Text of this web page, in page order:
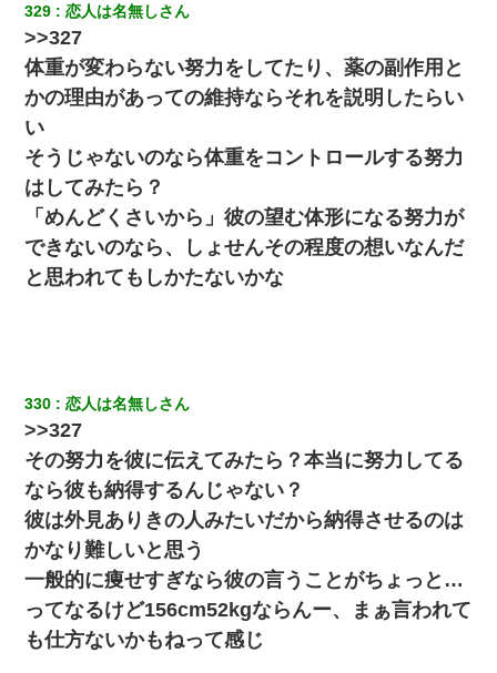
10年ほど前、息子がまだ年中だった時に離婚したんだけど、一昨
年の暮れに突然息子が職場を訪ねてきた。
【不幸な結婚式】新郎親族「ブスのくせにドレスなんか着ちゃっ
てさ～ほんと恥ずかしいわよね～（大声」新郎両親「！！！（土
下座」→ 結果・・・
クラスで一人無口で誰とも話さない男子がいた。→修学旅行に来
なかったその男子に女子達がお土産を渡した。5分後…
隣室のお婆ちゃん「下階からの異臭に困ってる、今もすっごく臭
い」私「変だなあ～なにも臭わないよ」→ その後。警察『絶対に
か…」→ 実際は違った
【まぬけ】夫「離婚だ！」私「わかった。で？」夫「慰謝料
だ！」私「いいけど弁護士通して。私も請求する」夫「」
【悲報】姉と入浴中に大きくなってしまった結果ｗｗｗｗｗｗｗ
ｗ
体中に赤い蕁麻疹みたいなのができて、皮膚科にいったら「ジベ
ル薔薇色ひこう疹」という症状だと言われた
329 恋人は名無しさん
>>327
体重が変わらない努力をしてたり、薬の副作用と
かの理由があっての維持ならそれを説明したらい
い
そうじゃないのなら体重をコントロールする努力
はしてみたら？
「めんどくさいから」彼の望む体形になる努力が
できないのなら、しょせんその程度の想いなんだ
と思われてもしかたないかな
330 恋人は名無しさん
>>327
その努力を彼に伝えてみたら？本当に努力してる
なら彼も納得するんじゃない？
彼は外見ありきの人みたいだから納得させるのは
かなり難しいと思う
一般的に痩せすぎなら彼の言うことがちょっと…
ってなるけど156cm52kgならんー、まぁ言われて
も仕方ないかもねって感じ